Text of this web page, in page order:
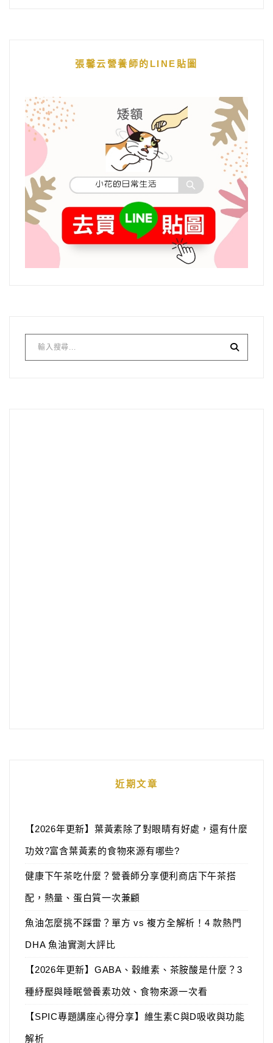
張馨云營養師的LINE貼圖
近期文章
【2026年更新】葉黃素除了對眼睛有好處，還有什麼
功效?富含葉黃素的食物來源有哪些?
健康下午茶吃什麼？營養師分享便利商店下午茶搭
配，熱量、蛋白質一次兼顧
魚油怎麼挑不踩雷？單方 vs 複方全解析！4 款熱門
DHA 魚油實測大評比
【2026年更新】GABA、穀維素、茶胺酸是什麼？3
種紓壓與睡眠營養素功效、食物來源一次看
【SPIC專題講座心得分享】維生素C與D吸收與功能
解析